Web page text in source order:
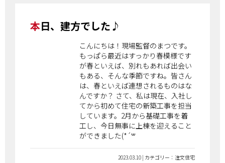
本日、建方でした♪
こんにちは！現場監督のまつです。
もっぱら最近はすっかり春模様です
が春といえば、別れもあれば出会い
もある、そんな季節ですね。皆さん
は、春といえば連想されるものはな
んですか？ さて、私は現在、入社し
てから初めて住宅の新築工事を担当
しています。2月から基礎工事を着
工し、今日無事に上棟を迎えること
ができました(*´꒳
2023.03.10 | カテゴリー：注文住宅